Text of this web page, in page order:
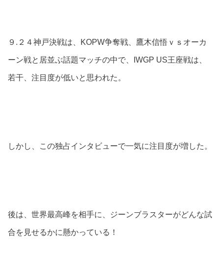
９.２４神戸決戦は、KOPW争奪戦、鷹木信悟ｖｓオーカ
ーン戦と居並ぶ話題マッチの中で、IWGP US王座戦は、
若干、注目度が低いと思われた。
しかし、この独占インタビューで一気に注目度が増した。
後は、世界最高峰を相手に、ジーンブラスターがどんな試
合を見せるかに懸かっている！